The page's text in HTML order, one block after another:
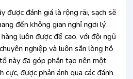
được đánh giá là rộng rãi, sạch sẽ
đến không gian nghỉ ngơi lý
luôn được đề cao, với đội ngũ
nghiệp và luôn sẵn lòng hỗ
này đã góp phần tạo nên một
cực, được phản ánh qua các đánh